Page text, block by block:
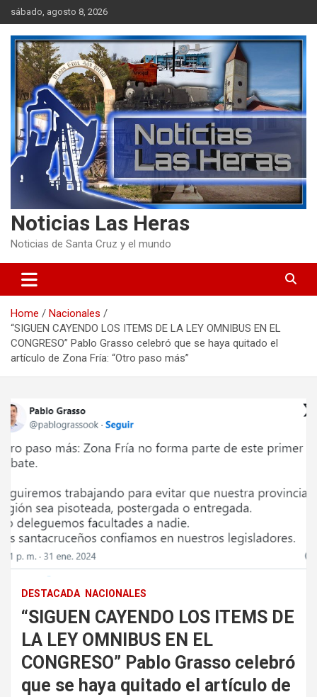
Skip
to
content
sábado, agosto 8, 2026
Noticias Las Heras
Noticias de Santa Cruz y el mundo
Home
Nacionales
“SIGUEN CAYENDO LOS ITEMS DE LA LEY OMNIBUS EN EL
CONGRESO” Pablo Grasso celebró que se haya quitado el
artículo de Zona Fría: “Otro paso más”
DESTACADA NACIONALES
“SIGUEN CAYENDO LOS ITEMS DE
LA LEY OMNIBUS EN EL
CONGRESO” Pablo Grasso celebró
que se haya quitado el artículo de